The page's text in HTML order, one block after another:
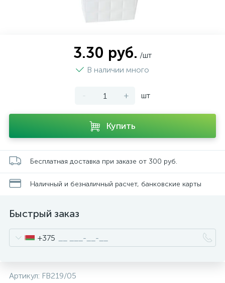
3.30 руб. /шт
В наличии много
- + шт
Купить
Бесплатная доставка при заказе от 300 руб.
Наличный и безналичный расчет, банковские карты
Быстрый заказ
+375
Артикул: FB219/05